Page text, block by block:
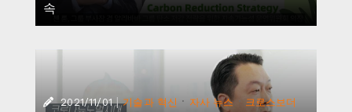
속
2021/11/01 | 기술과 혁신 · 자사 뉴스· 크로스보더